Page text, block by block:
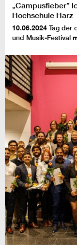
„Campusfieber”
Hochschule Harz
10.06.2024 Tag der
und Musik-Festival